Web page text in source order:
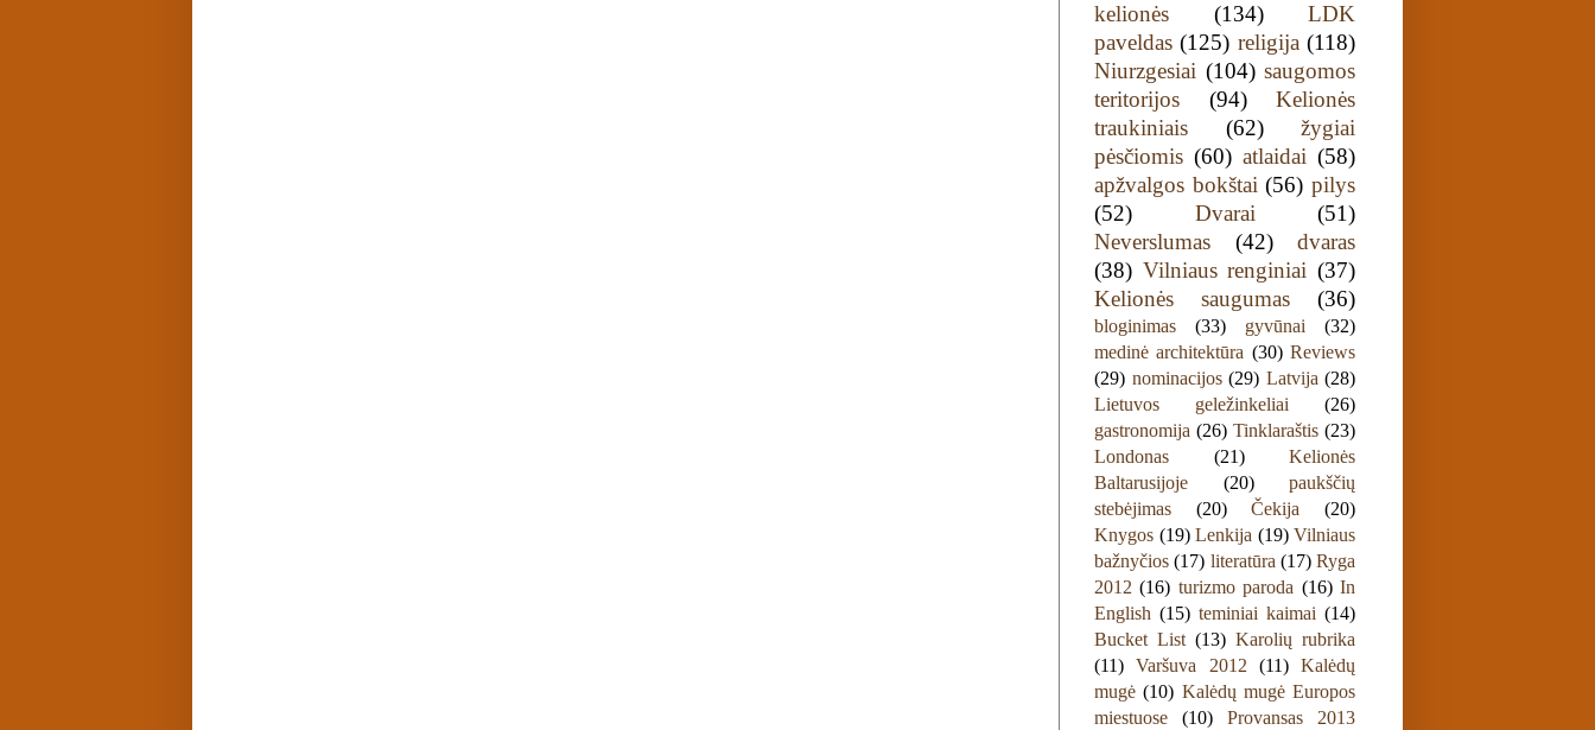
kelionės (134)
LDK
paveldas (125) religija (118)
Niurzgesiai (104) saugomos
teritorijos
(94)
Kelionės
traukiniais
(62)
žygiai
pėsčiomis (60) atlaidai (58)
apžvalgos bokštai (56) pilys
(52)
Dvarai
(51)
Neverslumas
(42)
dvaras
(38) Vilniaus renginiai (37)
Kelionės saugumas
(36)
bloginimas (33) gyvūnai
(32)
medinė architektūra (30) Reviews
(29) nominacijos (29) Latvija (28)
Lietuvos geležinkeliai
(26)
gastronomija (26) Tinklaraštis (23)
Londonas
(21)
Kelionės
Baltarusijoje
(20)
paukščių
stebėjimas
(20) Čekija
(20)
Knygos (19) Lenkija (19) Vilniaus
bažnyčios (17) literatūra (17) Ryga
2012 (16) turizmo paroda (16) In
English (15) teminiai kaimai (14)
Bucket List (13) Karolių rubrika
(11)
Varšuva 2012 (11)
Kalėdų
mugė (10) Kalėdų mugė Europos
miestuose
(10) Provansas 2013